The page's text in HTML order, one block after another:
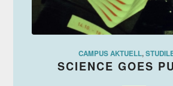
CAMPUS AKTUELL,
SCIENCE GOES